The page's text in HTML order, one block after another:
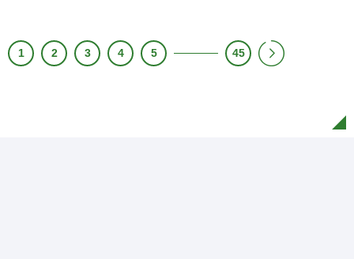
1 2 3 4 5 45